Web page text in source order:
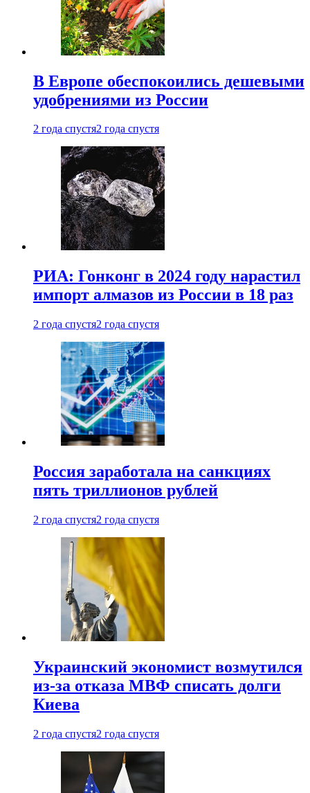
В Европе обеспокоились дешевыми
удобрениями из России
2 года спустя2 года спустя
РИА: Гонконг в 2024 году нарастил
импорт алмазов из России в 18 раз
2 года спустя2 года спустя
Россия заработала на санкциях
пять триллионов рублей
2 года спустя2 года спустя
Украинский экономист возмутился
из-за отказа МВФ списать долги
Киева
2 года спустя2 года спустя